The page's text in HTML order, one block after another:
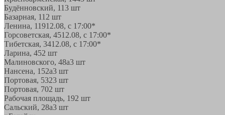
Будённовский, 113 шт
Базарная, 11 2 шт
Ленина, 11912.08, с 17:00*
Горсоветская, 4512.08, с 17:00*
Тибетская, 3412.08, с 17:00*
Ларина, 452 шт
Малиновского, 48а3 шт
Нансена, 152а3 шт
Портовая, 5323 шт
Портовая, 702 шт
Рабочая площадь, 192 шт
Сальский, 28a3 шт